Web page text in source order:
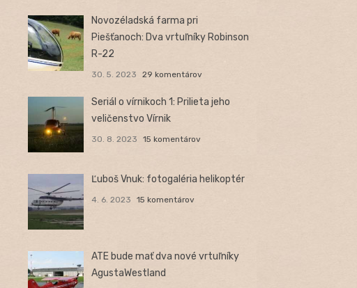
Novozéladská farma pri
Piešťanoch: Dva vrtuľníky Robinson
R-22
30. 5. 2023 29 komentárov
Seriál o vírnikoch 1: Prilieta jeho
veličenstvo Vírnik
30. 8. 2023 15 komentárov
Ľuboš Vnuk: fotogaléria helikoptér
4. 6. 2023 15 komentárov
ATE bude mať dva nové vrtuľníky
AgustaWestland